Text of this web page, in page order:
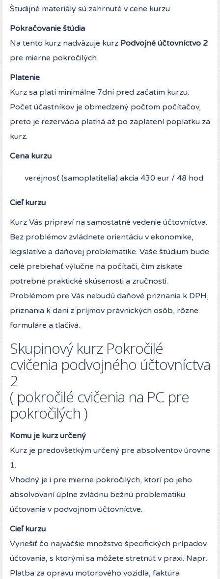
Študijné materiály sú zahrnuté v cene kurzu
Pokračovanie štúdia
Na tento kurz nadväzuje kurz Podvojné účtovníctvo 2
pre mierne pokročilých.
Platenie
Kurz sa platí minimálne 7dní pred začatím kurzu.
Počet účastníkov je obmedzený počtom počítačov,
preto je rezervácia platná až po zaplatení poplatku za
kurz.
Cena kurzu
verejnosť (samoplatitelia) akcia 430 eur / 48 hod.
Cieľ kurzu
Kurz Vás pripraví na samostatné vedenie účtovníctva.
Bez problémov zvládnete orientáciu v ekonomike,
legislatíve a daňovej problematike. Vaše štúdium bude
celé prebiehať výlučne na počítači, čím získate
potrebné praktické skúsenosti a zručnosti.
Problémom pre Vás nebudú daňové priznania k DPH,
priznania k dani z príjmov právnických osôb, rôzne
formuláre a tlačivá.
Skupinový kurz Pokročilé
cvičenia podvojného účtovníctva
2
( pokročilé cvičenia na PC pre
pokročilých )
Komu je kurz určený
Kurz je predovšetkým určený pre absolventov úrovne
1.
Vhodný je i pre mierne pokročilých, ktorí po jeho
absolvovaní úplne zvládnu bežnú problematiku
účtovania v podvojnom účtovníctve.
Cieľ kurzu
Vyriešiť čo najväčšie množstvo špecifických prípadov
účtovania, s ktorými sa môžete stretnúť v praxi. Napr.
Platba za opravu motorového vozidla, faktúra